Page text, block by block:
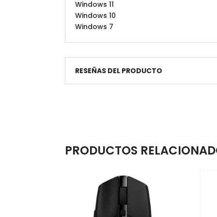
Windows 11
Windows 10
Windows 7
RESEÑAS DEL PRODUCTO
PRODUCTOS